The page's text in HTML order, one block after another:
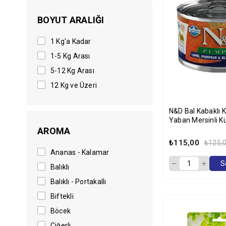
Smart Bones
Supravet
Supreme
Tomi
Versele Laga
BOYUT ARALIĞI
1 Kg'a Kadar
1-5 Kg Arası
5-12 Kg Arası
12 Kg ve Üzeri
AROMA
Ananas - Kalamar
Balıklı
Balıklı - Portakallı
Biftekli
Böcek
N&D Bal Kabaklı
Yaban Mersinli
Konservesi 140gr
₺115,00